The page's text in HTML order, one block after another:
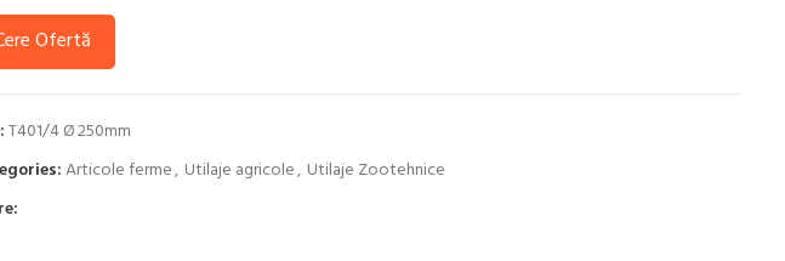
Ofertă
T401/4 Ø 250mm
Articole ferme, Utilaje agricole, Utilaje Zootehnice